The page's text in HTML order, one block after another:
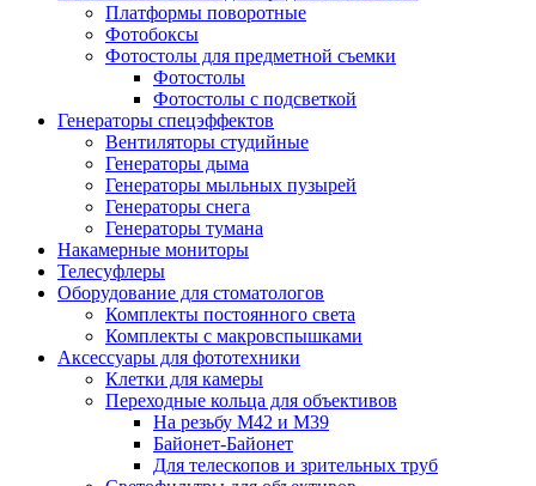
Платформы поворотные
Фотобоксы
Фотостолы для предметной съемки
Фотостолы
Фотостолы с подсветкой
Генераторы спецэффектов
Вентиляторы студийные
Генераторы дыма
Генераторы мыльных пузырей
Генераторы снега
Генераторы тумана
Накамерные мониторы
Телесуфлеры
Оборудование для стоматологов
Комплекты постоянного света
Комплекты с макровспышками
Аксессуары для фототехники
Клетки для камеры
Переходные кольца для объективов
На резьбу М42 и М39
Байонет-Байонет
Для телескопов и зрительных труб